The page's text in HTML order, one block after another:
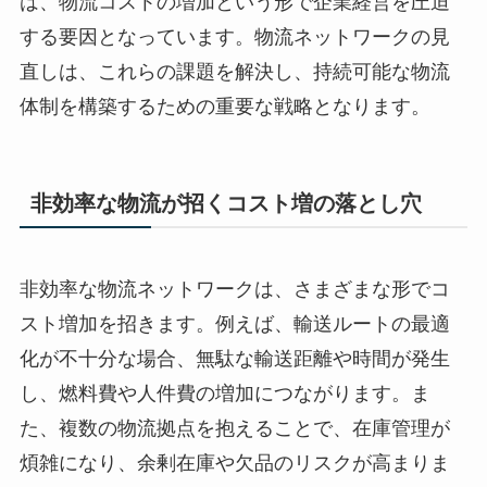
する要因となっています。物流ネットワークの見
直しは、これらの課題を解決し、持続可能な物流
体制を構築するための重要な戦略となります。
非効率な物流が招くコスト増の落とし穴
非効率な物流ネットワークは、さまざまな形でコ
スト増加を招きます。例えば、輸送ルートの最適
化が不十分な場合、無駄な輸送距離や時間が発生
し、燃料費や人件費の増加につながります。ま
た、複数の物流拠点を抱えることで、在庫管理が
煩雑になり、余剰在庫や欠品のリスクが高まりま